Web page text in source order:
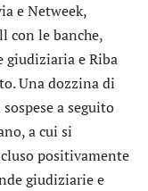
eNetweek,
con le banche,
giudiziaria eRiba
Una dozzina di
a seguito
a cui si
positivamente
giudiziarie e